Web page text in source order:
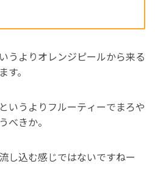
うよりオレンジピールから来る
す。
いうよりフルーティーでまろや
べきか。
し込む感じではないですねー